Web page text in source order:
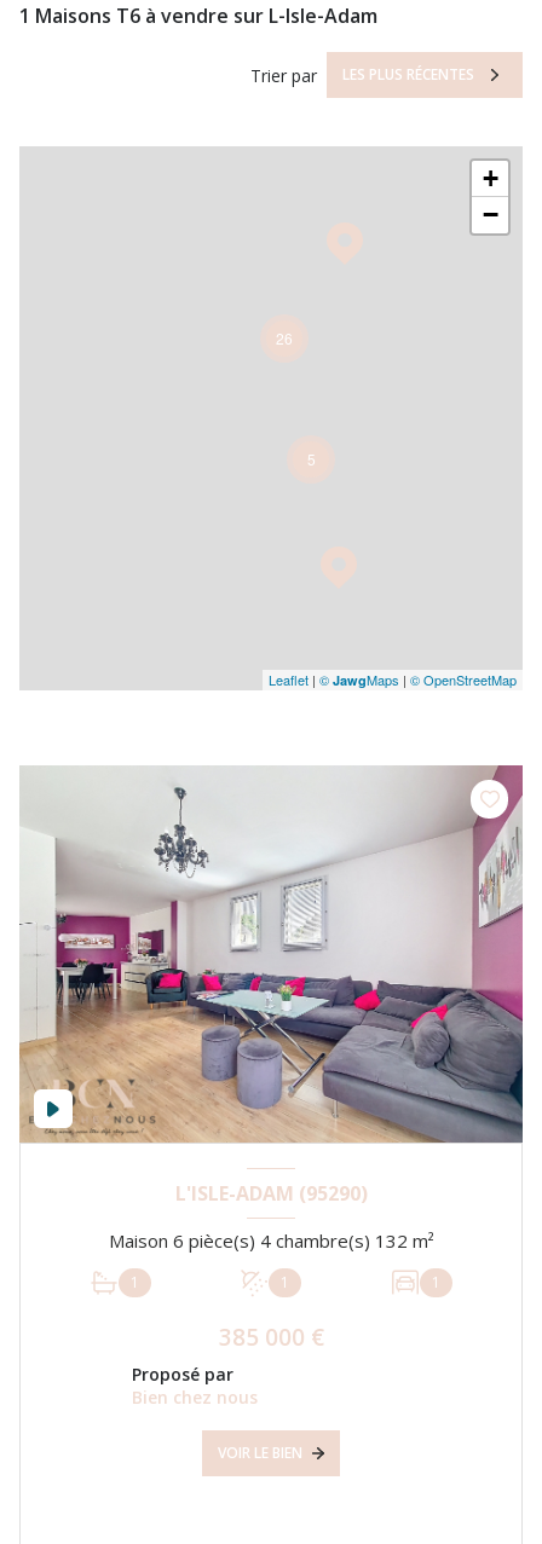
1 Maisons T6 à vendre sur L-Isle-Adam
Trier par LES PLUS RÉCENTES
5
26
+
−
Leaflet | © JawgMaps | © OpenStreetMap
L'ISLE-ADAM (95290)
Maison 6 pièce(s) 4 chambre(s) 132 m²
1 1 1
385 000 €
Proposé par
Bien chez nous
VOIR LE BIEN